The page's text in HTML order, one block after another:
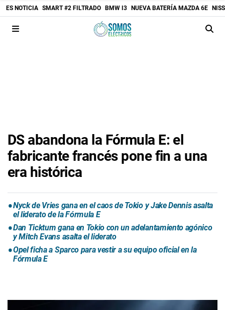
ES NOTICIA SMART #2 FILTRADO BMW I3 NUEVA BATERÍA MAZDA 6E
DS abandona la Fórmula E: el
fabricante francés pone fin a una
era histórica
Nyck de Vries gana en el caos de Tokio y Jake Dennis asalta
el liderato de la Fórmula E
Dan Ticktum gana en Tokio con un adelantamiento agónico
y Mitch Evans asalta el liderato
Opel ficha a Sparco para vestir a su equipo oficial en la
Fórmula E